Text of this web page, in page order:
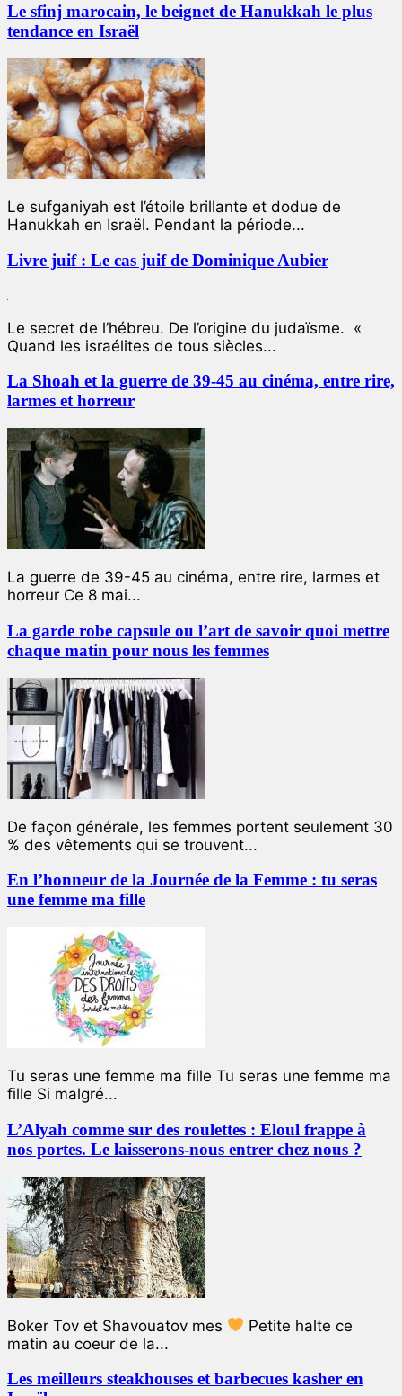
Le sfinj marocain, le beignet de Hanukkah le plus
tendance en Israël
Le sufganiyah est l’étoile brillante et dodue de
Hanukkah en Israël. Pendant la période...
Livre juif : Le cas juif de Dominique Aubier
Le secret de l’hébreu. De l’origine du judaïsme. «
Quand les israélites de tous siècles...
La Shoah et la guerre de 39-45 au cinéma, entre rire,
larmes et horreur
La guerre de 39-45 au cinéma, entre rire, larmes et
horreur Ce 8 mai...
La garde robe capsule ou l’art de savoir quoi mettre
chaque matin pour nous les femmes
De façon générale, les femmes portent seulement 30
% des vêtements qui se trouvent...
En l’honneur de la Journée de la Femme : tu seras
une femme ma fille
Tu seras une femme ma fille Tu seras une femme ma
fille Si malgré...
L’Alyah comme sur des roulettes : Eloul frappe à
nos portes. Le laisserons-nous entrer chez nous ?
Boker Tov et Shavouatov mes
Petite halte ce
matin au coeur de la...
Les meilleurs steakhouses et barbecues kasher en